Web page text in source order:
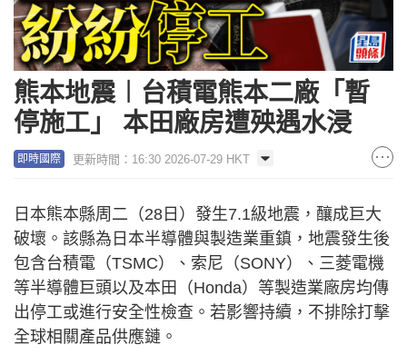
熊本地震︱台積電熊本二廠「暫
停施工」 本田廠房遭殃遇水浸
即時國際 更新時間：16:30 2026-07-29 HKT
日本熊本縣周二（28日）發生7.1級地震，釀成巨大
破壞。該縣為日本半導體與製造業重鎮，地震發生後
包含台積電（TSMC）、索尼（SONY）、三菱電機
等半導體巨頭以及本田（Honda）等製造業廠房均傳
出停工或進行安全性檢查。若影響持續，不排除打擊
全球相關產品供應鏈。